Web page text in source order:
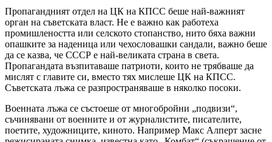
Пропагандният отдел на ЦК на КПСС беше най-важният
орган на съветската власт. Не е важно как работеха
промишлеността или селското стопанство, нито бяха важни
опашките за наденица или чехословашки сандали, важно беше
да се казва, че СССР е най-великата страна в света.
Пропагандата възпитаваше патриоти, които не трябваше да
мислят с главите си, вместо тях мислеше ЦК на КПСС.
Съветската лъжа се разпространяваше в няколко посоки.
Военната лъжа се състоеше от многобройни „подвизи“,
съчинявани от военните и от журналистите, писателите,
поетите, художниците, киното. Например Макс Алперт засне